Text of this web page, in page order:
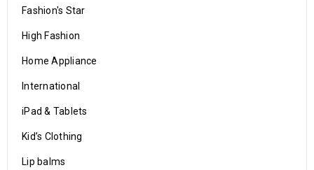
Fashion's Star
High Fashion
Home Appliance
International
iPad & Tablets
Kid’s Clothing
Lip balms